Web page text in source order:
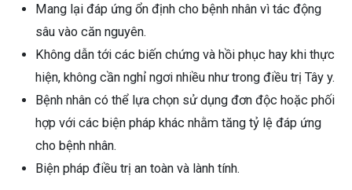
Mang lại đáp ứng ổn định cho bệnh nhân vì tác động
sâu vào căn nguyên.
Không dẫn tới các biến chứng và hồi phục hay khi thực
hiện, không cần nghỉ ngơi nhiều như trong điều trị Tây y.
Bệnh nhân có thể lựa chọn sử dụng đơn độc hoặc phối
hợp với các biện pháp khác nhằm tăng tỷ lệ đáp ứng
cho bệnh nhân.
Biện pháp điều trị an toàn và lành tính.